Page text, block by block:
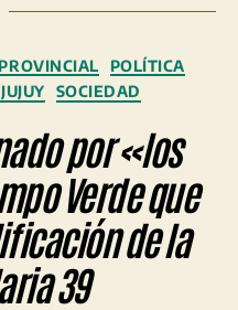
POLÍTICA
SOCIEDAD
por «los
Verde que
de la
39